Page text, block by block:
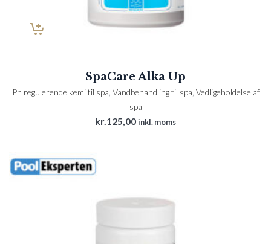
SpaCare Alka Up
Ph regulerende kemi til spa Vandbehandling til spa Vedligeholdelse af
spa
kr.125,00inkl. moms